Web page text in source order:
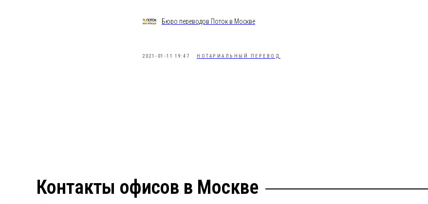
Бюро переводов Поток в Москве
2021-01-11 19:47 НОТАРИАЛЬНЫЙ ПЕРЕВОД
Контакты офисов в Москве